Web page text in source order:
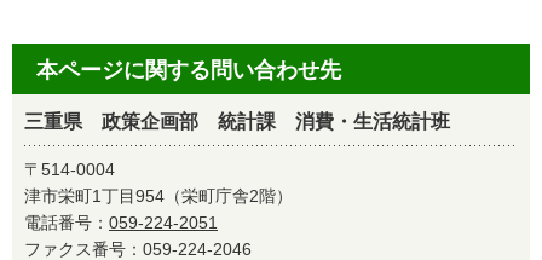
本ページに関する問い合わせ先
三重県 政策企画部 統計課 消費・生活統計班
〒514-0004
津市栄町1丁目954（栄町庁舎2階）
電話番号： 059-224-2051
ファクス番号：059-224-2046